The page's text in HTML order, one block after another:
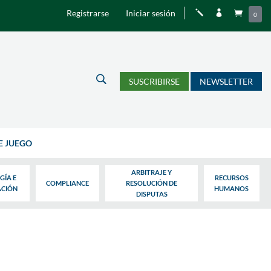
Registrarse Iniciar sesión j   0
U SUSCRIBIRSE NEWSLETTER
JUEGO
E
COMPLIANCE
ARBITRAJE Y
RESOLUCIÓN DE
DISPUTAS
RECURSOS
HUMANOS